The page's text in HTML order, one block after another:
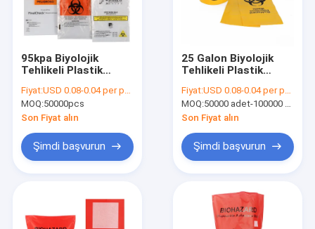
95kpa Biyolojik
Tehlikeli Plastik
Fiyat:USD 0.08-0.04 per pcs
MOQ:50000pcs
Son Fiyat alın
Şimdi başvurun
25 Galon Biyolojik
Tehlikeli Plastik
Fiyat:USD 0.08-0.04 per pcs
MOQ:50000 adet-100000 adet
Son Fiyat alın
Şimdi başvurun